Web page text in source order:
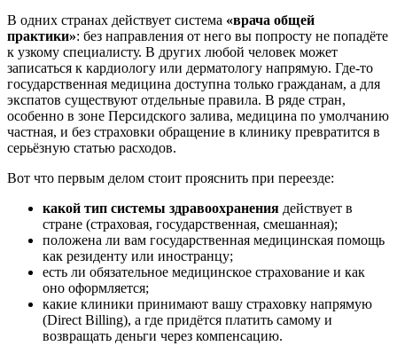
В одних странах действует система «врача общей
практики»: без направления от него вы попросту не попадёте
к узкому специалисту. В других любой человек может
записаться к кардиологу или дерматологу напрямую. Где-то
государственная медицина доступна только гражданам, а для
экспатов существуют отдельные правила. В ряде стран,
особенно в зоне Персидского залива, медицина по умолчанию
частная, и без страховки обращение в клинику превратится в
серьёзную статью расходов.
Вот что первым делом стоит прояснить при переезде:
какой тип системы здравоохранения действует в
стране (страховая, государственная, смешанная);
положена ли вам государственная медицинская помощь
как резиденту или иностранцу;
есть ли обязательное медицинское страхование и как
оно оформляется;
какие клиники принимают вашу страховку напрямую
(Direct Billing), а где придётся платить самому и
возвращать деньги через компенсацию.